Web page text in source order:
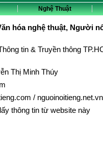
Nghệ Thuật
hóa nghệ thuật, Người
tin & Truyền thông
Thị Minh Thúy
/ nguoinoitieng.net.vn
thông tin từ website này